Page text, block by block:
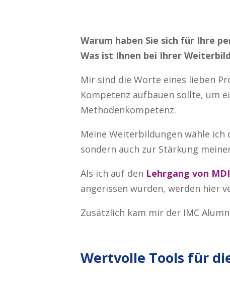
Warum haben Sie sich für Ihre
Was ist Ihnen bei Ihrer
Mir sind die Worte eines lieben
Kompetenz aufbauen sollte, um
Methodenkompetenz.
Meine Weiterbildungen wähle
sondern auch zur Stärkung
Als ich auf den Lehrgang von MDI
angerissen wurden, werden hier
Zusätzlich kam mir der IMC
Wertvolle Tools für